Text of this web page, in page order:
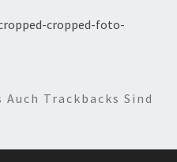
cropped-foto-
Trackbacks Sind